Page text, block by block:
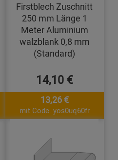
Firstblech Zuschnitt
250 mm Länge 1
Meter Aluminium
walzblank 0,8 mm
(Standard)
14,10 €
13,26 €
mit Code: yos0uq60fr